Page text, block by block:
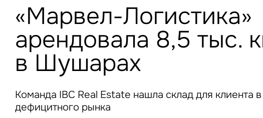
Торговая недвижимость
Стратегический консалтинг
Исследования и аналитика
Оценка
Управление проектами строительства
«Марвел-Логистика»
арендовала 8,5 тыс.
в Шушарах
Команда IBC Real Estate нашла склад для клиента
дефицитного рынка
Введен неверный